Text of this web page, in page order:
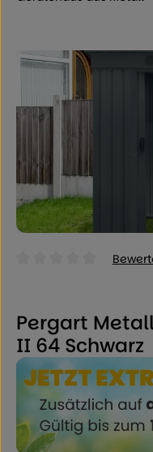
Bildergalerie
Durchschnittliche
Pergart
II 64 Schwarz